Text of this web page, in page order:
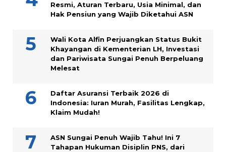
Resmi, Aturan Terbaru, Usia Minimal, dan
Hak Pensiun yang Wajib Diketahui ASN
Wali Kota Alfin Perjuangkan Status Bukit
Khayangan di Kementerian LH, Investasi
dan Pariwisata Sungai Penuh Berpeluang
Melesat
Daftar Asuransi Terbaik 2026 di
Indonesia: Iuran Murah, Fasilitas Lengkap,
Klaim Mudah!
ASN Sungai Penuh Wajib Tahu! Ini 7
Tahapan Hukuman Disiplin PNS, dari